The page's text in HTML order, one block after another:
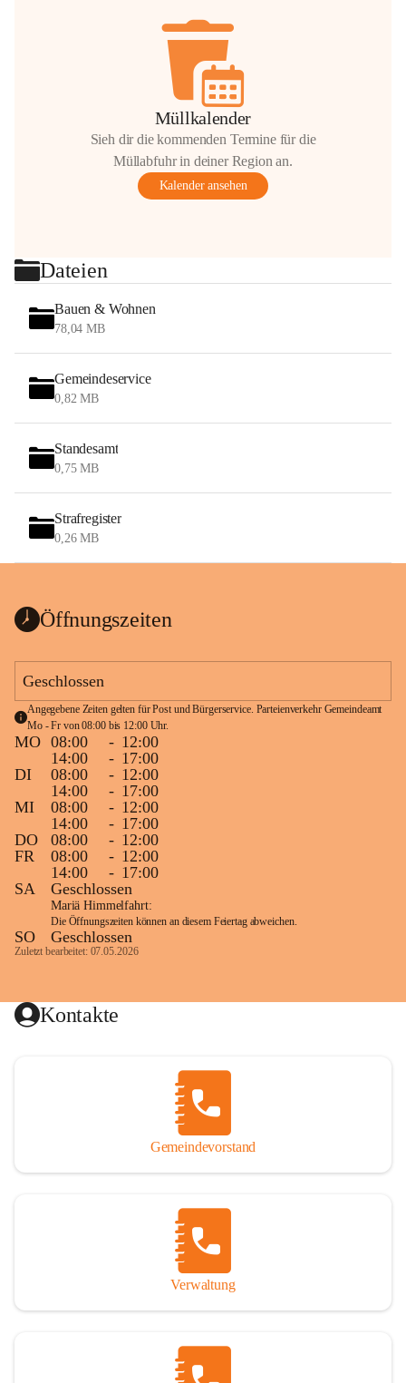
Müllkalender
Sieh dir die kommenden Termine für die
Müllabfuhr in deiner Region an.
Kalender ansehen
Dateien
Bauen & Wohnen
78,04 MB
Gemeindeservice
0,82 MB
Standesamt
0,75 MB
Strafregister
0,26 MB
Öffnungszeiten
Geschlossen
Angegebene Zeiten gelten für Post und Bürgerservice. Parteienverkehr Gemeindeamt
Mo - Fr von 08:00 bis 12:00 Uhr.
MO 08:00 - 12:00
14:00
- 17:00
DI
08:00 - 12:00
14:00
- 17:00
MI
08:00 - 12:00
14:00
- 17:00
DO
08:00 - 12:00
FR
08:00 - 12:00
14:00
- 17:00
SA
Geschlossen
Mariä Himmelfahrt:
Die Öffnungszeiten können an diesem Feiertag abweichen.
SO Geschlossen
Zuletzt bearbeitet: 07.05.2026
Kontakte
Gemeindevorstand
Verwaltung